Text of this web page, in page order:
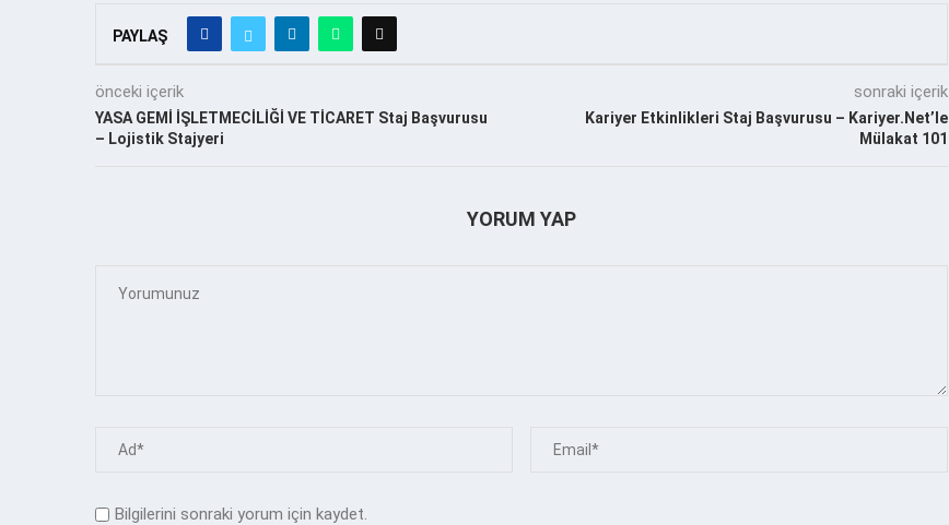
PAYLAŞ
önceki içerik
YASA GEMİ İŞLETMECİLİĞİ VE TİCARET Staj Başvurusu
– Lojistik Stajyeri
sonraki içerik
Kariyer Etkinlikleri Staj Başvurusu – Kariyer.Net’le
Mülakat 101
YORUM YAP
Bilgilerini sonraki yorum için kaydet.